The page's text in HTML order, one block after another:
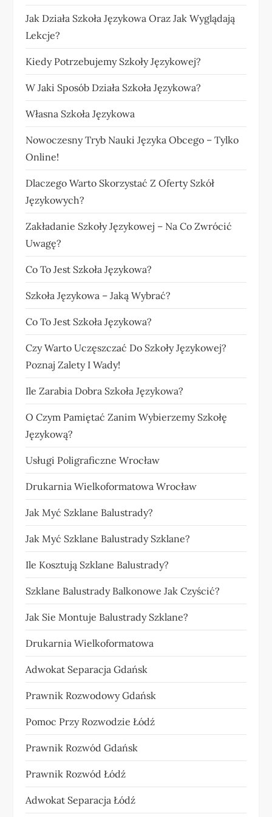
Jak Działa Szkoła Językowa Oraz Jak Wyglądają
Lekcje?
Kiedy Potrzebujemy Szkoły Językowej?
W Jaki Sposób Działa Szkoła Językowa?
Własna Szkoła Językowa
Nowoczesny Tryb Nauki Języka Obcego – Tylko
Online!
Dlaczego Warto Skorzystać Z Oferty Szkół
Językowych?
Zakładanie Szkoły Językowej – Na Co Zwrócić
Uwagę?
Co To Jest Szkoła Językowa?
Szkoła Językowa – Jaką Wybrać?
Co To Jest Szkoła Językowa?
Czy Warto Uczęszczać Do Szkoły Językowej?
Poznaj Zalety I Wady!
Ile Zarabia Dobra Szkoła Językowa?
O Czym Pamiętać Zanim Wybierzemy Szkołę
Językową?
Usługi Poligraficzne Wrocław
Drukarnia Wielkoformatowa Wrocław
Jak Myć Szklane Balustrady?
Jak Myć Szklane Balustrady Szklane?
Ile Kosztują Szklane Balustrady?
Szklane Balustrady Balkonowe Jak Czyścić?
Jak Sie Montuje Balustrady Szklane?
Drukarnia Wielkoformatowa
Adwokat Separacja Gdańsk
Prawnik Rozwodowy Gdańsk
Pomoc Przy Rozwodzie Łódź
Prawnik Rozwód Gdańsk
Prawnik Rozwód Łódź
Adwokat Separacja Łódź